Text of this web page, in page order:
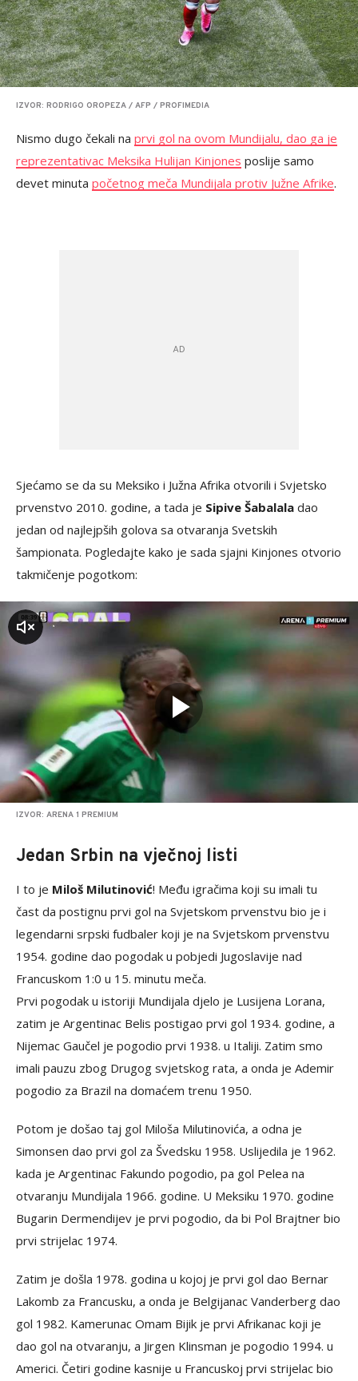
IZVOR: RODRIGO OROPEZA / AFP / PROFIMEDIA
Nismo dugo čekali na prvi gol na ovom Mundijalu, dao ga je
reprezentativac Meksika Hulijan Kinjones poslije samo
devet minuta početnog meča Mundijala protiv Južne Afrike.
Sjećamo se da su Meksiko i Južna Afrika otvorili i Svjetsko
prvenstvo 2010. godine, a tada je Sipive Šabalala dao
jedan od najlejpših golova sa otvaranja Svetskih
šampionata. Pogledajte kako je sada sjajni Kinjones otvorio
takmičenje pogotkom:
IZVOR: ARENA 1 PREMIUM
Jedan Srbin na vječnoj listi
I to je Miloš Milutinović! Među igračima koji su imali tu
čast da postignu prvi gol na Svjetskom prvenstvu bio je i
legendarni srpski fudbaler koji je na Svjetskom prvenstvu
1954. godine dao pogodak u pobjedi Jugoslavije nad
Francuskom 1:0 u 15. minutu meča.
Prvi pogodak u istoriji Mundijala djelo je Lusijena Lorana,
zatim je Argentinac Belis postigao prvi gol 1934. godine, a
Nijemac Gaučel je pogodio prvi 1938. u Italiji. Zatim smo
imali pauzu zbog Drugog svjetskog rata, a onda je Ademir
pogodio za Brazil na domaćem trenu 1950.
Potom je došao taj gol Miloša Milutinovića, a odna je
Simonsen dao prvi gol za Švedsku 1958. Uslijedila je 1962.
kada je Argentinac Fakundo pogodio, pa gol Pelea na
otvaranju Mundijala 1966. godine. U Meksiku 1970. godine
Bugarin Dermendijev je prvi pogodio, da bi Pol Brajtner bio
prvi strijelac 1974.
Zatim je došla 1978. godina u kojoj je prvi gol dao Bernar
Lakomb za Francusku, a onda je Belgijanac Vanderberg dao
gol 1982. Kamerunac Omam Bijik je prvi Afrikanac koji je
dao gol na otvaranju, a Jirgen Klinsman je pogodio 1994. u
Americi. Četiri godine kasnije u Francuskoj prvi strijelac bio